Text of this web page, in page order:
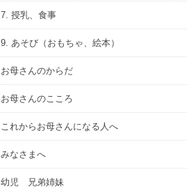
7. 授乳、食事
9. あそび（おもちゃ、絵本）
お母さんのからだ
お母さんのこころ
これからお母さんになる人へ
みなさまへ
幼児 兄弟姉妹